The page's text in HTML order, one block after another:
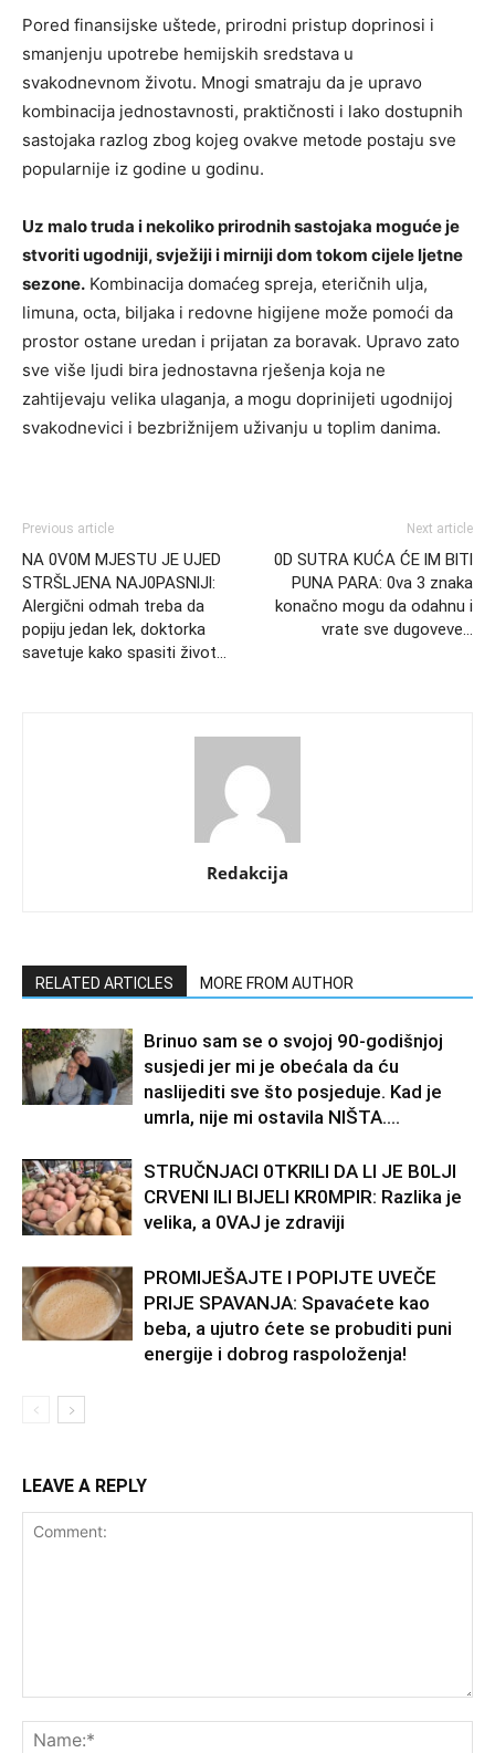
Pored finansijske uštede, prirodni pristup doprinosi i
smanjenju upotrebe hemijskih sredstava u
svakodnevnom životu. Mnogi smatraju da je upravo
kombinacija jednostavnosti, praktičnosti i lako dostupnih
sastojaka razlog zbog kojeg ovakve metode postaju sve
popularnije iz godine u godinu.
Uz malo truda i nekoliko prirodnih sastojaka moguće je
stvoriti ugodniji, svježiji i mirniji dom tokom cijele ljetne
sezone. Kombinacija domaćeg spreja, eteričnih ulja,
limuna, octa, biljaka i redovne higijene može pomoći da
prostor ostane uredan i prijatan za boravak. Upravo zato
sve više ljudi bira jednostavna rješenja koja ne
zahtijevaju velika ulaganja, a mogu doprinijeti ugodnijoj
svakodnevici i bezbrižnijem uživanju u toplim danima.
Previous article
NA 0V0M MJESTU JE UJED
STRŠLJENA NAJ0PASNlJl:
Alergični odmah treba da
popiju jedan lek, doktorka
savetuje kako spasiti život…
Next article
0D SUTRA KUĆA ĆE lM BlTl
PUNA PARA: 0va 3 znaka
konačno mogu da odahnu i
vrate sve dugoveve…
Redakcija
RELATED ARTICLES MORE FROM AUTHOR
Brinuo sam se o svojoj 90-godišnjoj
susjedi jer mi je obećala da ću
naslijediti sve što posjeduje. Kad je
umrla, nije mi ostavila NIŠTA....
STRUČNJACI 0TKRILI DA LI JE B0LJI
CRVENI ILI BIJELI KR0MPIR: Razlika je
velika, a 0VAJ je zdraviji
PROMIJEŠAJTE I POPIJTE UVEČE
PRIJE SPAVANJA: Spavaćete kao
beba, a ujutro ćete se probuditi puni
energije i dobrog raspoloženja!
LEAVE A REPLY